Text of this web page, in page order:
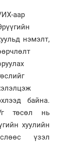
аар
нэмэлт,
байна.
төсөл нь
хуулийн
үзэл